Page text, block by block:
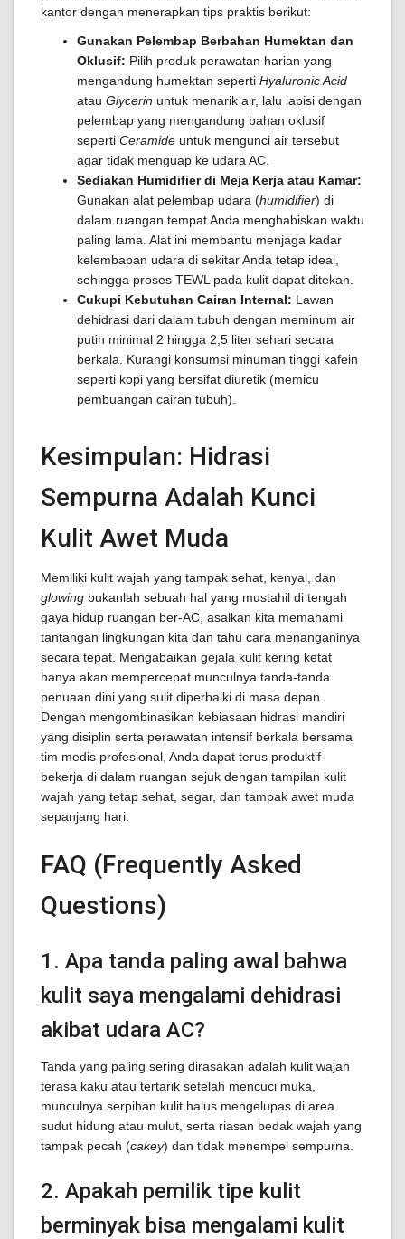
kantor dengan menerapkan tips praktis berikut:
Gunakan Pelembap Berbahan Humektan dan
Oklusif: Pilih produk perawatan harian yang
mengandung humektan seperti Hyaluronic Acid
atau Glycerin untuk menarik air, lalu lapisi dengan
pelembap yang mengandung bahan oklusif
seperti Ceramide untuk mengunci air tersebut
agar tidak menguap ke udara AC.
Sediakan Humidifier di Meja Kerja atau Kamar:
Gunakan alat pelembap udara (humidifier) di
dalam ruangan tempat Anda menghabiskan waktu
paling lama. Alat ini membantu menjaga kadar
kelembapan udara di sekitar Anda tetap ideal,
sehingga proses TEWL pada kulit dapat ditekan.
Cukupi Kebutuhan Cairan Internal: Lawan
dehidrasi dari dalam tubuh dengan meminum air
putih minimal 2 hingga 2,5 liter sehari secara
berkala. Kurangi konsumsi minuman tinggi kafein
seperti kopi yang bersifat diuretik (memicu
pembuangan cairan tubuh).
Kesimpulan: Hidrasi
Sempurna Adalah Kunci
Kulit Awet Muda
Memiliki kulit wajah yang tampak sehat, kenyal, dan
glowing bukanlah sebuah hal yang mustahil di tengah
gaya hidup ruangan ber-AC, asalkan kita memahami
tantangan lingkungan kita dan tahu cara menanganinya
secara tepat. Mengabaikan gejala kulit kering ketat
hanya akan mempercepat munculnya tanda-tanda
penuaan dini yang sulit diperbaiki di masa depan.
Dengan mengombinasikan kebiasaan hidrasi mandiri
yang disiplin serta perawatan intensif berkala bersama
tim medis profesional, Anda dapat terus produktif
bekerja di dalam ruangan sejuk dengan tampilan kulit
wajah yang tetap sehat, segar, dan tampak awet muda
sepanjang hari.
FAQ (Frequently Asked
Questions)
1. Apa tanda paling awal bahwa
kulit saya mengalami dehidrasi
akibat udara AC?
Tanda yang paling sering dirasakan adalah kulit wajah
terasa kaku atau tertarik setelah mencuci muka,
munculnya serpihan kulit halus mengelupas di area
sudut hidung atau mulut, serta riasan bedak wajah yang
tampak pecah (cakey) dan tidak menempel sempurna.
2. Apakah pemilik tipe kulit
berminyak bisa mengalami kulit